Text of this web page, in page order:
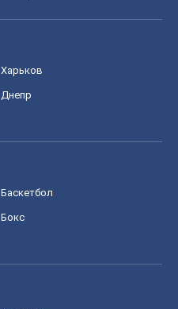
Харьков
Днепр
Баскетбол
Бокс